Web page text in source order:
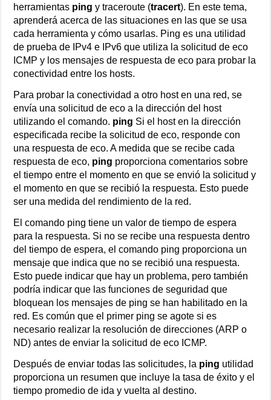
herramientas ping y traceroute (tracert). En este tema,
aprenderá acerca de las situaciones en las que se usa
cada herramienta y cómo usarlas. Ping es una utilidad
de prueba de IPv4 e IPv6 que utiliza la solicitud de eco
ICMP y los mensajes de respuesta de eco para probar la
conectividad entre los hosts.
Para probar la conectividad a otro host en una red, se
envía una solicitud de eco a la dirección del host
utilizando el comando. ping Si el host en la dirección
especificada recibe la solicitud de eco, responde con
una respuesta de eco. A medida que se recibe cada
respuesta de eco, ping proporciona comentarios sobre
el tiempo entre el momento en que se envió la solicitud y
el momento en que se recibió la respuesta. Esto puede
ser una medida del rendimiento de la red.
El comando ping tiene un valor de tiempo de espera
para la respuesta. Si no se recibe una respuesta dentro
del tiempo de espera, el comando ping proporciona un
mensaje que indica que no se recibió una respuesta.
Esto puede indicar que hay un problema, pero también
podría indicar que las funciones de seguridad que
bloquean los mensajes de ping se han habilitado en la
red. Es común que el primer ping se agote si es
necesario realizar la resolución de direcciones (ARP o
ND) antes de enviar la solicitud de eco ICMP.
Después de enviar todas las solicitudes, la ping utilidad
proporciona un resumen que incluye la tasa de éxito y el
tiempo promedio de ida y vuelta al destino.